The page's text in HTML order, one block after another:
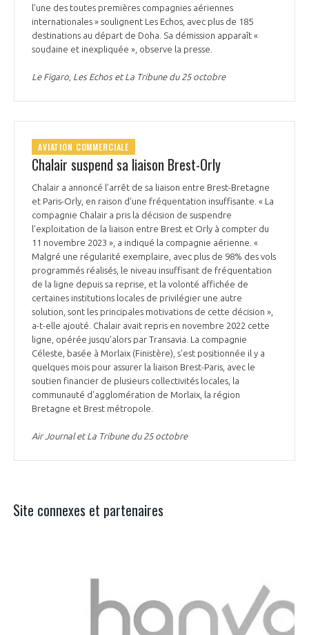
l'une des toutes premières compagnies aériennes
internationales » soulignent Les Echos, avec plus de 185
destinations au départ de Doha. Sa démission apparaît «
soudaine et inexpliquée », observe la presse.
Le Figaro, Les Echos et La Tribune du 25 octobre
AVIATION COMMERCIALE
Chalair suspend sa liaison Brest-Orly
Chalair a annoncé l’arrêt de sa liaison entre Brest-Bretagne
et Paris-Orly, en raison d’une fréquentation insuffisante. « La
compagnie Chalair a pris la décision de suspendre
l’exploitation de la liaison entre Brest et Orly à compter du
11 novembre 2023 », a indiqué la compagnie aérienne. «
Malgré une régularité exemplaire, avec plus de 98% des vols
programmés réalisés, le niveau insuffisant de fréquentation
de la ligne depuis sa reprise, et la volonté affichée de
certaines institutions locales de privilégier une autre
solution, sont les principales motivations de cette décision »,
a-t-elle ajouté. Chalair avait repris en novembre 2022 cette
ligne, opérée jusqu’alors par Transavia. La compagnie
Céleste, basée à Morlaix (Finistère), s'est positionnée il y a
quelques mois pour assurer la liaison Brest-Paris, avec le
soutien financier de plusieurs collectivités locales, la
communauté d'agglomération de Morlaix, la région
Bretagne et Brest métropole.
Air Journal et La Tribune du 25 octobre
Site connexes et partenaires